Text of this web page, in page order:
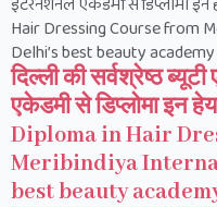
Hair Dressing Course from
Delhi’s best beauty academy
दिल्ली की सर्वश्रेष्ठ
एकेडमी से डिप्लोमा इन
Diploma in Hair
Meribindiya
best beauty